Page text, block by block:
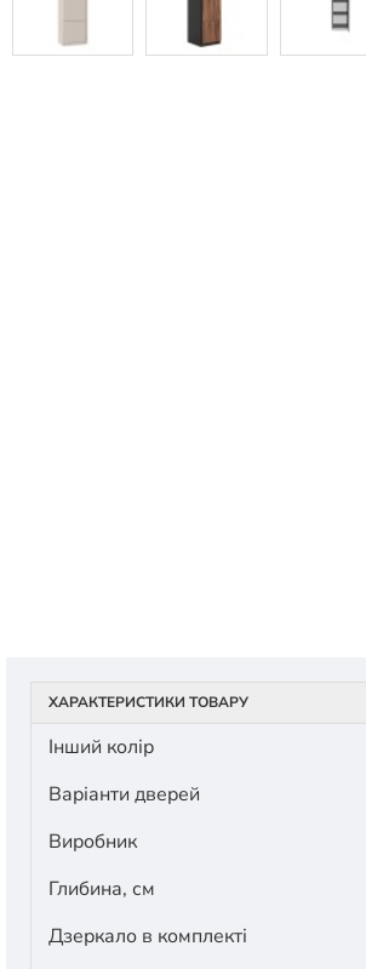
ХАРАКТЕРИСТИКИ ТОВАРУ
Інший колір
Варіанти дверей
Виробник
Глибина, см
Дзеркало в комплекті